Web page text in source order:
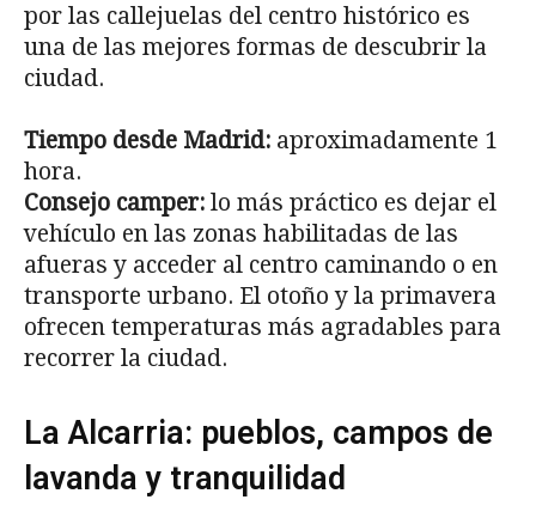
por las callejuelas del centro histórico es
una de las mejores formas de descubrir la
ciudad.
Tiempo desde Madrid: aproximadamente 1
hora.
Consejo camper: lo más práctico es dejar el
vehículo en las zonas habilitadas de las
afueras y acceder al centro caminando o en
transporte urbano. El otoño y la primavera
ofrecen temperaturas más agradables para
recorrer la ciudad.
La Alcarria: pueblos, campos de
lavanda y tranquilidad